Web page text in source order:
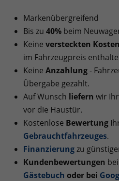
Markenübergreifend
Bis zu 40% beim
Keine versteckten Kosten
im Fahrzeugpreis
Keine Anzahlung-
Übergabe gezahlt.
Auf Wunsch liefern wir
vor die Haustür.
Kostenlose Bewertung
Gebrauchtfahrzeuges.
Finanzierungzu
Kundenbewertungen bei
Gästebuch oder bei